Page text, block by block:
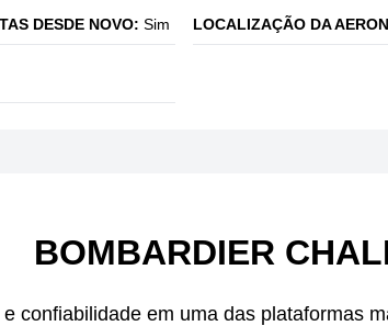
DESDE NOVO: Sim LOCALIZAÇÃO DA
BOMBARDIER
confiabilidade em uma das plataformas